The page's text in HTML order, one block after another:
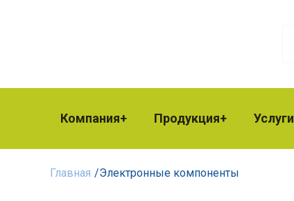
Компания Продукция Услуги
Главная /Электронные компоненты